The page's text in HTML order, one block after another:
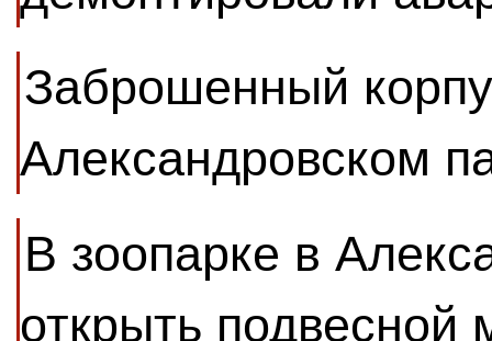
Заброшенный
Александровском
В зоопарке в
открыть подвесной